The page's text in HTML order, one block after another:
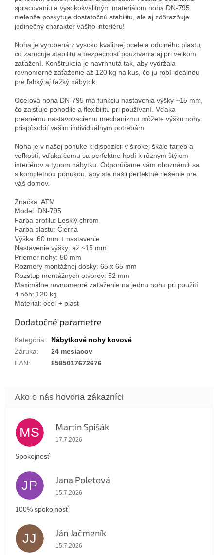
spracovaniu a vysokokvalitným materiálom noha DN-795
nielenže poskytuje dostatočnú stabilitu, ale aj zdôrazňuje
jedinečný charakter vášho interiéru!
Noha je vyrobená z vysoko kvalitnej ocele a odolného plastu,
čo zaručuje stabilitu a bezpečnosť používania aj pri veľkom
zaťažení. Konštrukcia je navrhnutá tak, aby vydržala
rovnomerné zaťaženie až 120 kg na kus, čo ju robí ideálnou
pre ľahký aj ťažký nábytok.
Oceľová noha DN-795 má funkciu nastavenia výšky ~15 mm,
čo zaisťuje pohodlie a flexibilitu pri používaní. Vďaka
presnému nastavovaciemu mechanizmu môžete výšku nohy
prispôsobiť vašim individuálnym potrebám.
Noha je v našej ponuke k dispozícii v širokej škále farieb a
veľkostí, vďaka čomu sa perfektne hodí k rôznym štýlom
interiérov a typom nábytku. Odporúčame vám oboznámiť sa
s kompletnou ponukou, aby ste našli perfektné riešenie pre
váš domov.
Značka: ATM
Model: DN-795
Farba profilu: Lesklý chróm
Farba plastu: Čierna
Výška: 60 mm + nastavenie
Nastavenie výšky: až ~15 mm
Priemer nohy: 50 mm
Rozmery montážnej dosky: 65 x 65 mm
Rozstup montážnych otvorov: 52 mm
Maximálne rovnomerné zaťaženie na jednu nohu pri použití
4 nôh: 120 kg
Materiál: oceľ + plast
Dodatočné parametre
Kategória:
Nábytkové nohy kovové
Záruka:
24 mesiacov
EAN: 8585017672676
MS Martin Spišák
Hodnotenie obchodu je 5 z 5 hviezdičiek.
17.7.2026
Spokojnosť
JP Jana Poletová
Hodnotenie obchodu je 5 z 5 hviezdičiek.
15.7.2026
100% spokojnosť
JJ Ján Jačmeník
Hodnotenie obchodu je 5 z 5 hviezdičiek.
15.7.2026